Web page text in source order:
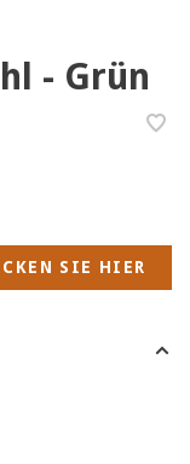
- Grün
SIE HIER